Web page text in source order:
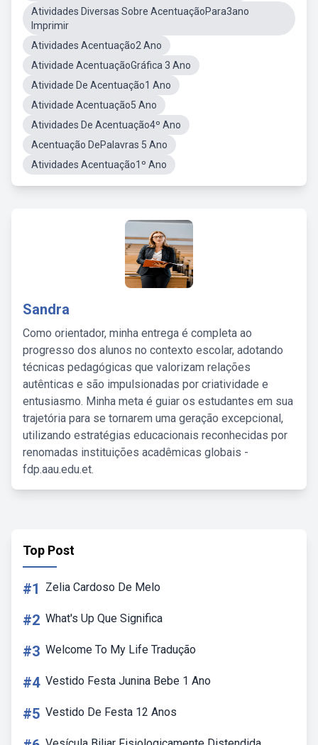
Atividades Diversas Sobre AcentuaçãoPara3ano
Imprimir
Atividades Acentuação2 Ano
Atividade AcentuaçãoGráfica 3 Ano
Atividade De Acentuação1 Ano
Atividade Acentuação5 Ano
Atividades De Acentuação4º Ano
Acentuação DePalavras 5 Ano
Atividades Acentuação1º Ano
Sandra
Como orientador, minha entrega é completa ao
progresso dos alunos no contexto escolar, adotando
técnicas pedagógicas que valorizam relações
autênticas e são impulsionadas por criatividade e
entusiasmo. Minha meta é guiar os estudantes em sua
trajetória para se tornarem uma geração excepcional,
utilizando estratégias educacionais reconhecidas por
renomadas instituições acadêmicas globais -
fdp.aau.edu.et.
Top Post
#1 Zelia Cardoso De Melo
#2 What's Up Que Significa
#3 Welcome To My Life Tradução
#4 Vestido Festa Junina Bebe 1 Ano
#5 Vestido De Festa 12 Anos